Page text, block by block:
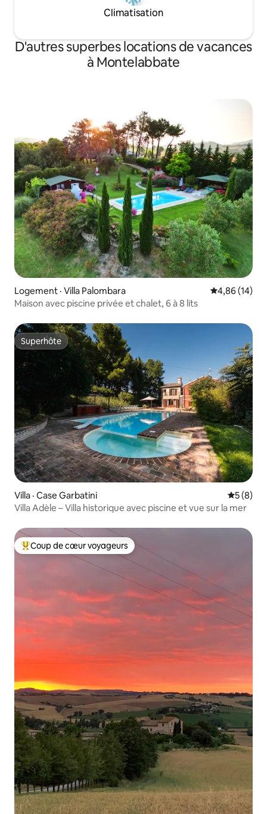
Climatisation
D'autres superbes locations de vacances
à Montelabbate
Logement · Villa Palombara Note
4,86 (14)
Maison avec piscine privée et chalet, 6 à 8 lits
Superhôte
Superhôte
Villa · Case Garbatini Note
5 (8)
Villa Adèle – Villa historique avec piscine et vue sur la mer
Coup de cœur voyageurs parmi les plus aimés
Coup de cœur voyageurs